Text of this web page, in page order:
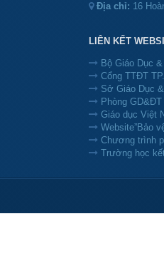
Địa chỉ: 16
LIÊN KẾT
Bộ Giáo Dục
Cổng TTĐT
Sở Giáo Dục
Phòng
Giáo dục Việt
Website”Bảo
Chương trình
Trường học